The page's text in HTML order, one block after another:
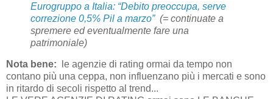
Eurogruppo a Italia: “Debito preoccupa, serve
correzione 0,5% Pil a marzo”(= continuate a
spremere ed eventualmente fare una
patrimoniale)
Nota bene: le agenzie di rating ormai da tempo non
contano più una ceppa, non influenzano più i mercati e sono
in ritardo di secoli rispetto al trend...